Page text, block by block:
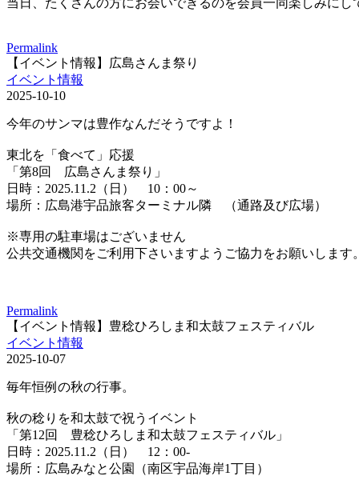
当日、たくさんの方にお会いできるのを会員一同楽しみにし
Permalink
【イベント情報】広島さんま祭り
イベント情報
2025-10-10
今年のサンマは豊作なんだそうですよ！
東北を「食べて」応援
「第8回 広島さんま祭り」
日時：2025.11.2（日） 10：00～
場所：広島港宇品旅客ターミナル隣 （通路及び広場）
※専用の駐車場はございません
公共交通機関をご利用下さいますようご協力をお願いします。
Permalink
【イベント情報】豊稔ひろしま和太鼓フェスティバル
イベント情報
2025-10-07
毎年恒例の秋の行事。
秋の稔りを和太鼓で祝うイベント
「第12回 豊稔ひろしま和太鼓フェスティバル」
日時：2025.11.2（日） 12：00-
場所：広島みなと公園（南区宇品海岸1丁目）